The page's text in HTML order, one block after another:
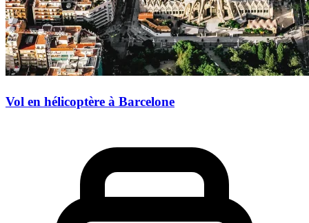
Vol en hélicoptère à Barcelone